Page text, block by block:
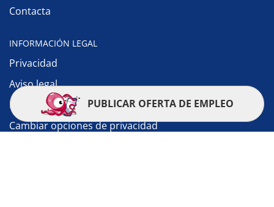
Contacta
INFORMACIÓN LEGAL
Privacidad
Aviso legal
Política de cookies
Cambiar opciones de privacidad
PUBLICAR OFERTA DE EMPLEO